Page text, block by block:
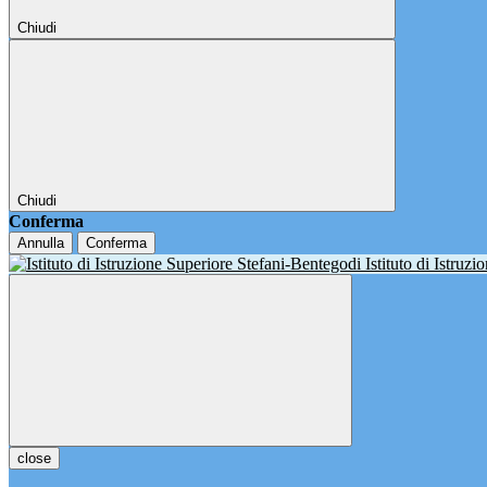
Chiudi
Chiudi
Conferma
Annulla Conferma
Istituto di
close